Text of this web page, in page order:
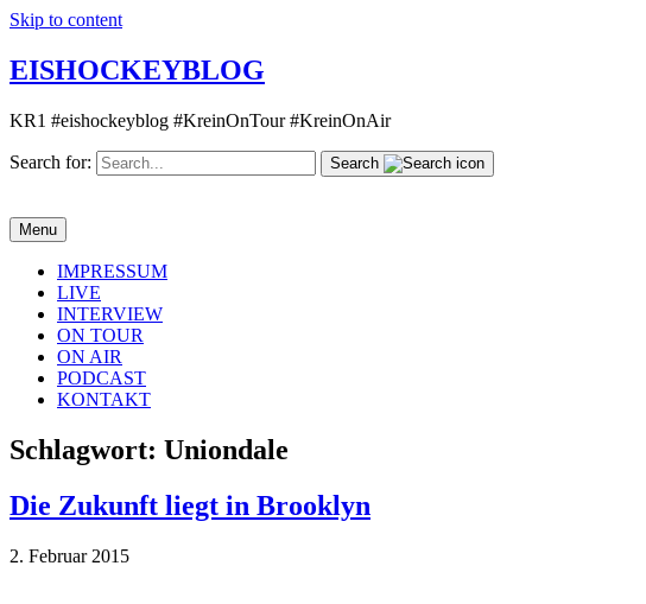
Skip to content
EISHOCKEYBLOG
KR1 #eishockeyblog #KreinOnTour #KreinOnAir
Search for: Search
Menu
IMPRESSUM
LIVE
INTERVIEW
ON TOUR
ON AIR
PODCAST
KONTAKT
Schlagwort: Uniondale
Die Zukunft liegt in Brooklyn
2. Februar 2015